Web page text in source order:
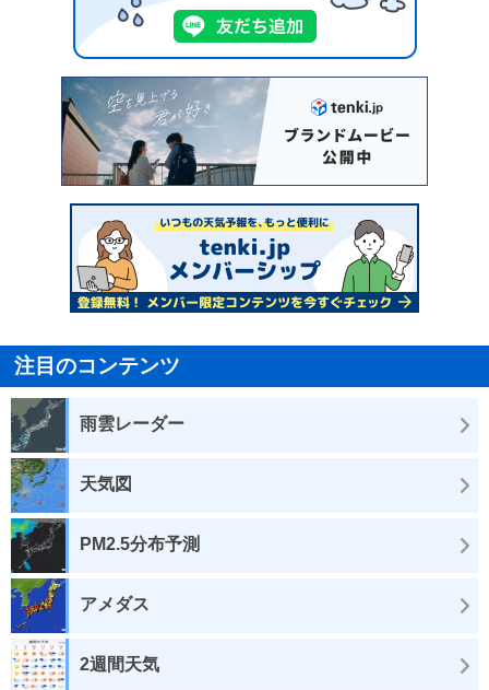
注目のコンテンツ
雨雲レーダー
天気図
PM2.5分布予測
アメダス
2週間天気